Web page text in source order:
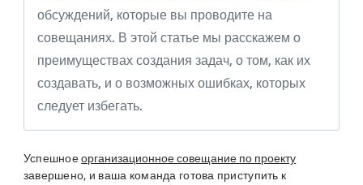
обсуждений, которые вы проводите на
совещаниях. В этой статье мы расскажем о
преимуществах создания задач, о том, как их
создавать, и о возможных ошибках, которых
следует избегать.
Успешноеорганизационное совещание по проекту
завершено, и ваша команда готова приступить к